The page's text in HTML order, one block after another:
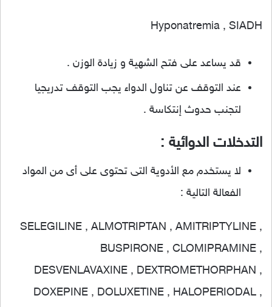
Hyponatremia , SIADH
قد يساعد على فتح الشهية و زيادة الوزن .
عند التوقف عن تناول الدواء يجب التوقف تدريجيا
لتجنب حدوث إنتكاسة .
التدخلات الدوائية :
لا يستخدم مع الأدوية التى تحتوى على أى من المواد
الفعالة التالية :
SELEGILINE , ALMOTRIPTAN , AMITRIPTYLINE ,
BUSPIRONE , CLOMIPRAMINE ,
DESVENLAVAXINE , DEXTROMETHORPHAN ,
DOXEPINE , DOLUXETINE , HALOPERIODAL ,